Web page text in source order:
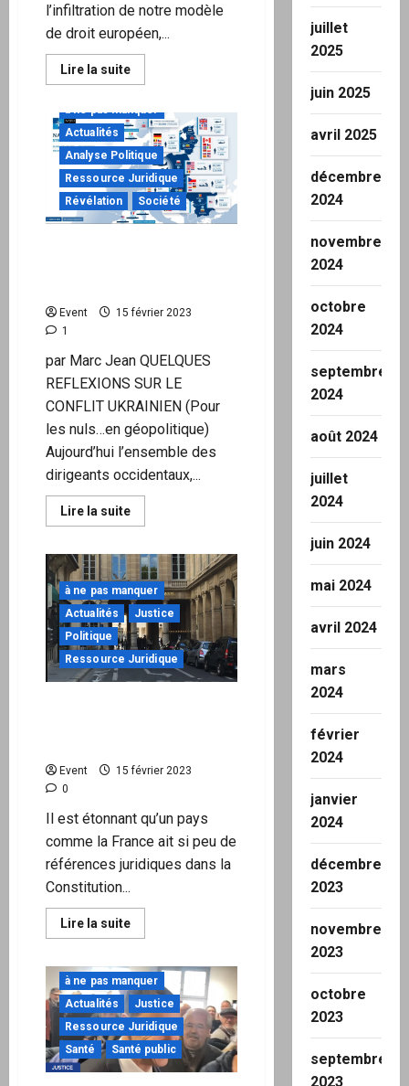
l’infiltration de notre modèle
de droit européen,...
Lire la suiteEn
savoir
Les
attaques
contre
le
Droit
continental
s’intensifient
à ne pas manquer
Actualités
Analyse Politique
Ressource Juridique
Révélation
Société
Event
15 février 2023
1
par Marc Jean QUELQUES
REFLEXIONS SUR LE
CONFLIT UKRAINIEN (Pour
les nuls…en géopolitique)
Aujourd’hui l’ensemble des
dirigeants occidentaux,...
Lire la suiteEn
savoir
Toutes
les
interventions
de
l’OTAN
commencent
par
des
mensonges
à ne pas manquer
Actualités
Justice
Politique
Ressource Juridique
Event
15 février 2023
0
Il est étonnant qu’un pays
comme la France ait si peu de
références juridiques dans la
Constitution...
Lire la suiteEn
savoir
Que
prévoit
la
Constitution
française
en
cas
de
guerre
à ne pas manquer
Actualités
Justice
Ressource Juridique
Santé
Santé public
juillet
2025
juin 2025
avril 2025
décembre
2024
novembre
2024
octobre
2024
septembre
2024
août 2024
juillet
2024
juin 2024
mai 2024
avril 2024
mars
2024
février
2024
janvier
2024
décembre
2023
novembre
2023
octobre
2023
septembre
2023